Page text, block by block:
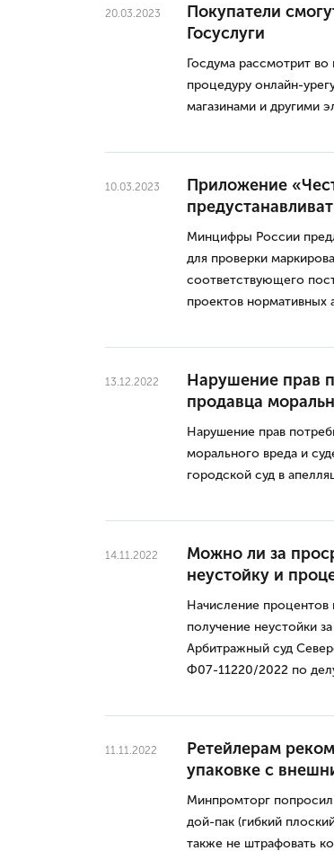
20.03.2023
Покупатели
Госуслуги
Госдума рассмотрит
процедуру онлайн-
магазинами и другими
10.03.2023
Приложение
Минцифры России
для проверки
соответствующего
проектов нормативных
13.12.2022
Нарушение прав
продавца
Нарушение прав
морального вреда и
городской суд в
14.11.2022
Можно ли за
неустойку и
Начисление процентов
получение неустойки
Арбитражный суд
Ф07-11220/2022 по
11.11.2022
Ретейлерам
упаковке с
Минпромторг попросил
дой-пак (гибкий
также не штрафовать